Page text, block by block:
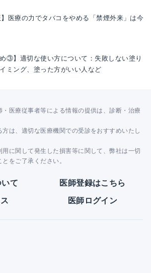
】医療の力でタバコをやめる「禁煙外来」は今
め③】適切な使い方について：失敗しない塗り
ミング、塗った方がいい人など
医療従事者等による情報の提供は、診断・治療
は、適切な医療機関での受診をおすすめいたし
に関して発生した損害等に関して、弊社は一切
をご了承ください。
て 医師登録はこちら
医師ログイン